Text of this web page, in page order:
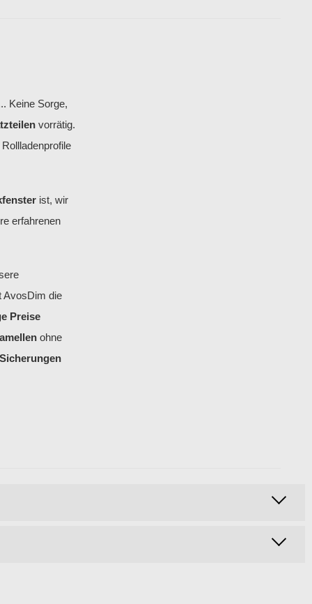
Keine Sorge,
vorrätig.
ist, wir
erfahrenen
AvosDim die
Preise
ohne